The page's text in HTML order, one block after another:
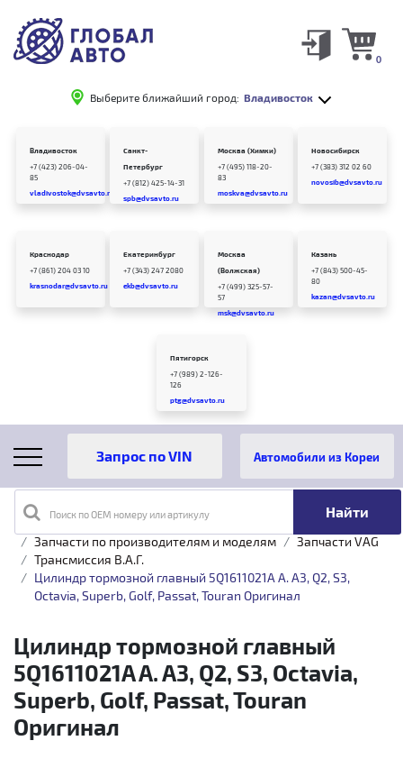
Выберите ближайший город: Владивосток
0
Владивосток
+7 (423) 206-04-
85
vladivostok@dvsavto.ru
Санкт-
Петербург
+7 (812) 425-14-31
spb@dvsavto.ru
Москва (Химки)
+7 (495) 118-20-
83
moskva@dvsavto.ru
Новосибирск
+7 (383) 312 02 60
novosib@dvsavto.ru
Краснодар
+7 (861) 204 03 10
krasnodar@dvsavto.ru
Екатеринбург
+7 (343) 247 2080
ekb@dvsavto.ru
Москва
(Волжская)
+7 (499) 325-57-
57
msk@dvsavto.ru
Казань
+7 (843) 500-45-
80
kazan@dvsavto.ru
Пятигорск
+7 (989) 2-126-
126
ptg@dvsavto.ru
Поиск по OEM номеру или артикулу
Автомобили из Кореи
Главная
Каталог товаров
Запчасти по производителям и моделям
Запчасти VAG
Трансмиссия B.A.Г.
Цилиндр тормозной главный 5Q1611021A A. A3, Q2, S3,
Octavia, Superb, Golf, Passat, Touran Оригинал
Цилиндр тормозной главный
5Q1611021A A. A3, Q2, S3, Octavia,
Superb, Golf, Passat, Touran
Оригинал